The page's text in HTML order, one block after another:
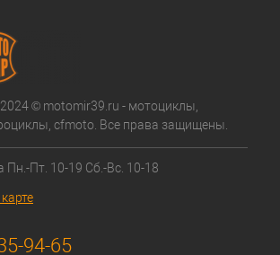
© motomir39.ru - мотоциклы,
cfmoto. Все права защищены.
Пн.-Пт. 10-19 Сб.-Вс. 10-18
94-65